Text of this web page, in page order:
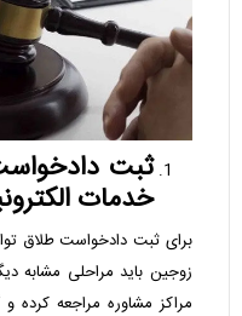
ثبت
خدمات
برای ثبت دادخواست طلاق
زوجین باید مراحلی مشابه
مراکز مشاوره مراجعه کرده